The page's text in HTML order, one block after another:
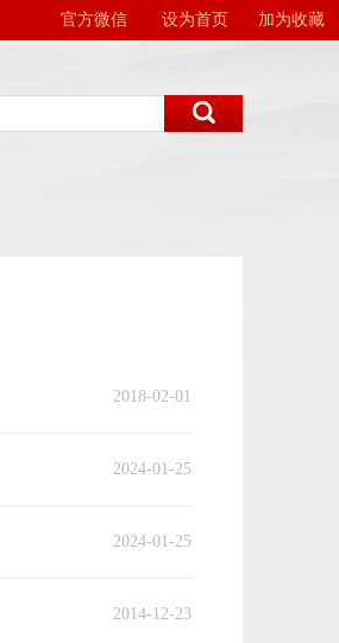
官方微信 设为首页 加为收藏
2018-02-01
2024-01-25
2024-01-25
2014-12-23